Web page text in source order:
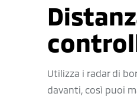
Utilizza i radar di
davanti, così puoi